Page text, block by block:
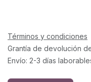
Términos y condiciones
Grantía de devolución
Envío: 2-3 días